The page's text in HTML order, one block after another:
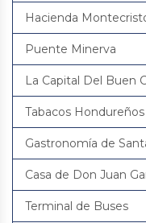
Hacienda
Puente Minerva
La Capital Del Buen
Tabacos Hondureños
Gastronomía de
Casa de Don Juan
Terminal de Buses